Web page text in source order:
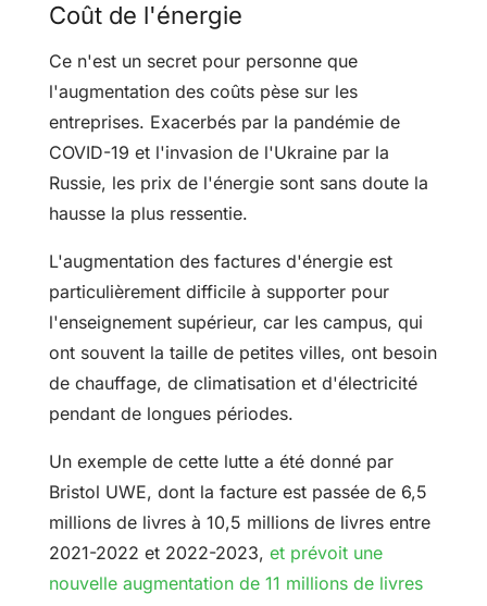
Coût de l'énergie
Ce n'est un secret pour personne que
l'augmentation des coûts pèse sur les
entreprises. Exacerbés par la pandémie de
COVID-19 et l'invasion de l'Ukraine par la
Russie, les prix de l'énergie sont sans doute la
hausse la plus ressentie.
L'augmentation des factures d'énergie est
particulièrement difficile à supporter pour
l'enseignement supérieur, car les campus, qui
ont souvent la taille de petites villes, ont besoin
de chauffage, de climatisation et d'électricité
pendant de longues périodes.
Un exemple de cette lutte a été donné par
Bristol UWE, dont la facture est passée de 6,5
millions de livres à 10,5 millions de livres entre
2021-2022 et 2022-2023, et prévoit une
nouvelle augmentation de 11 millions de livres